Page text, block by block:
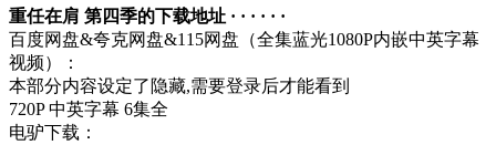
重任在肩 第四季的下载地址 · · · · · ·
百度网盘&夸克网盘&115网盘（全集蓝光1080P内嵌中英字幕
视频）：
本部分内容设定了隐藏,需要登录后才能看到
720P 中英字幕 6集全
电驴下载：